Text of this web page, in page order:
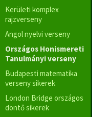
Kerületi komplex
rajzverseny
Angol nyelvi verseny
Országos Honismereti
Tanulmányi verseny
Budapesti matematika
verseny sikerek
London Bridge országos
döntő sikerek